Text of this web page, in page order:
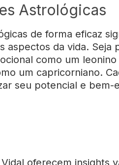
Astrológicas
de forma eficaz
aspectos da vida. Seja
como um
um capricorniano.
seu potencial e bem-
oferecem insights